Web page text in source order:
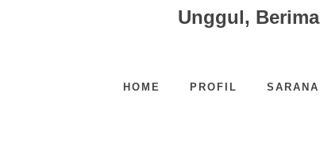
Unggul,
HOME PROFIL SARANA